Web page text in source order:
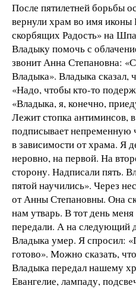
После пятилетней борьбы
вернули храм во имя
скорбящих Радость» на
Владыку помочь с
звонит Анна Степановна:
Владыка». Владыка сказал,
«Надо, чтобы кто-то
«Владыка, я, конечно,
Лежит стопка антиминсов,
подписывает непременную
в зависимости от храма. Я
неровно, на первой. На
сторону. Надписали пять.
пятой научились». Через
от Анны Степановны. Она
нам утварь. В тот день
передали. А на следующий
Владыка умер. Я спросил:
готово». Можно сказать,
Владыка передал нашему
Евангелие, лампаду,